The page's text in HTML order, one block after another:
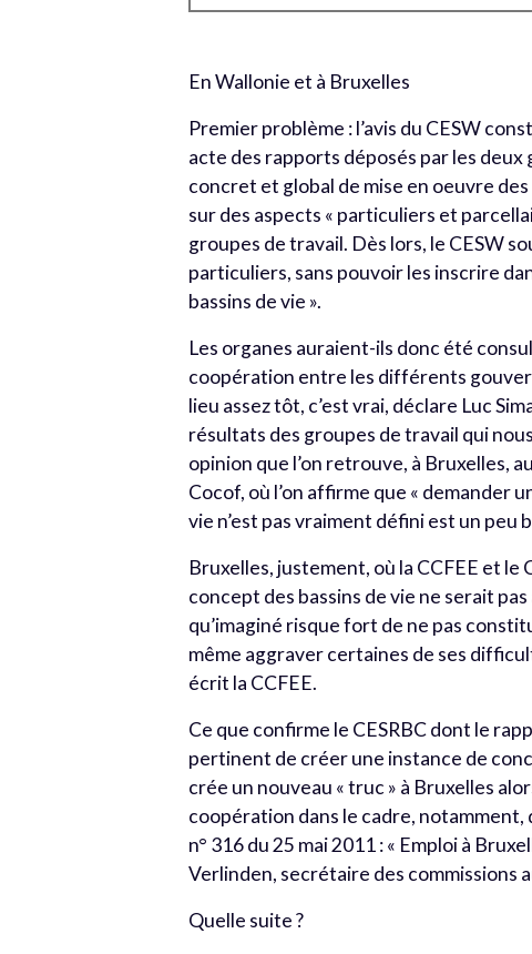
En Wallonie et à Bruxelles
Premier problème : l’avis du CESW
acte des rapports déposés par les
concret et global de mise en oeuvre
sur des aspects « particuliers et
groupes de travail. Dès lors, le CESW
particuliers, sans pouvoir les inscrire
bassins de vie ».
Les organes auraient-ils donc été
coopération entre les différents
lieu assez tôt, c’est vrai, déclare Luc
résultats des groupes de travail qui
opinion que l’on retrouve, à Bruxelles,
Cocof, où l’on affirme que « demander
vie n’est pas vraiment défini est un peu
Bruxelles, justement, où la CCFEE et le
concept des bassins de vie ne serait
qu’imaginé risque fort de ne pas
même aggraver certaines de ses
écrit la CCFEE.
Ce que confirme le CESRBC dont le
pertinent de créer une instance de
crée un nouveau « truc » à Bruxelles
coopération dans le cadre,
n° 316 du 25 mai 2011 : « Emploi à
Verlinden, secrétaire des commissions
Quelle suite ?